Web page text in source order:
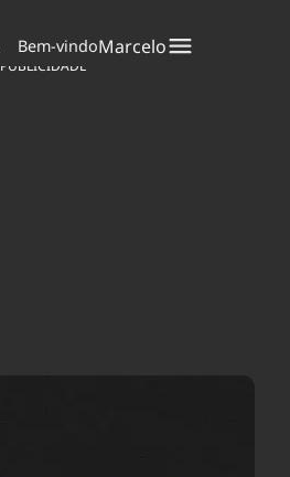
Indicadores
Bem-vindoMarcelo
PUBLICIDADE